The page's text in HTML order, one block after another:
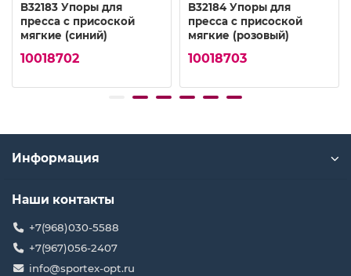
B32183 Упоры для
пресса с присоской
мягкие (синий)
10018702
B32184 Упоры для
пресса с присоской
мягкие (розовый)
10018703
Информация
Наши контакты
+7(968)030-5588
+7(967)056-2407
info@sportex-opt.ru